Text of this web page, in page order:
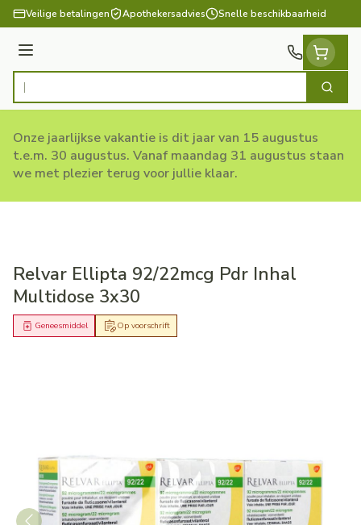
Ga naar de inhoud
Veilige betalingen Apothekersadvies Snelle beschikbaarheid
Menu
Product, merk, categorie... Zoek
Onze jaarlijkse vakantie is dit jaar van 15 augustus
t.e.m. 30 augustus. Vanaf maandag 31 augustus staan
we met plezier terug voor jullie klaar.
Relvar Ellipta 92/22mcg Pdr Inhal
Multidose 3x30
Op voorschrift
Geneesmiddel